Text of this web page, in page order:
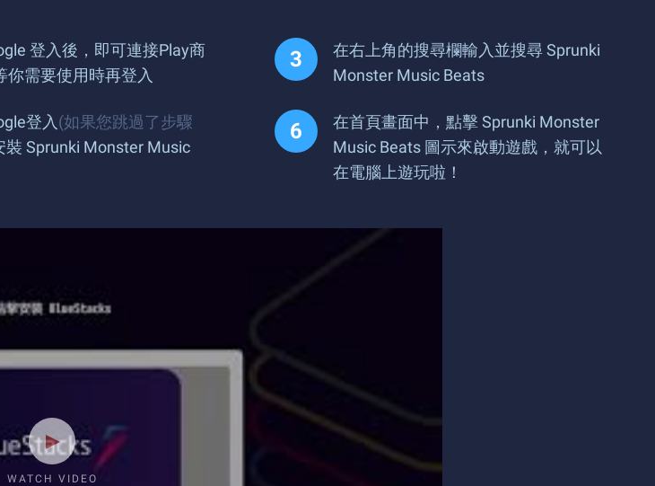
登入後，即可連接Play商
你需要使用時再登入
在右上角的搜尋欄輸入並搜尋 Sprunki
Monster Music Beats
登入 (如果您跳過了步驟
裝 Sprunki Monster Music
在首頁畫面中，點擊 Sprunki Monster
Music Beats 圖示來啟動遊戲，就可以
在電腦上遊玩啦！
WATCH VIDEO